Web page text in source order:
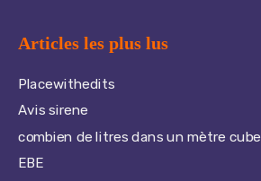
Articles les plus lus
Placewithedits
Avis sirene
combien de litres dans un mètre cube
EBE